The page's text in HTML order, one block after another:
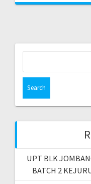
UPT BLK
BATCH 2